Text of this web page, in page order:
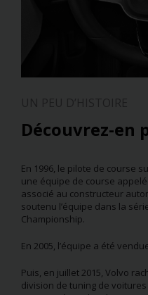
Découvrez-en
En 1996, le pilote de course
une équipe de course
associé au constructeur
soutenu l’équipe dans la
Championship.
En 2005, l’équipe a été
Puis, en juillet 2015, Volvo
division de tuning de